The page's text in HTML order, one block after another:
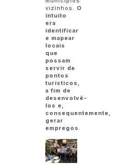
vizinhos. O
intuito
era
identificar
e mapear
locais
que
possam
servir de
pontos
turísticos,
a fim de
desenvolvê-
los e,
consequentemente,
gerar
empregos .